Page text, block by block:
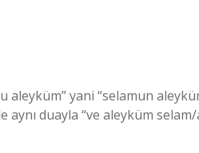
yani “selamun
duayla “ve aleyküm selam/